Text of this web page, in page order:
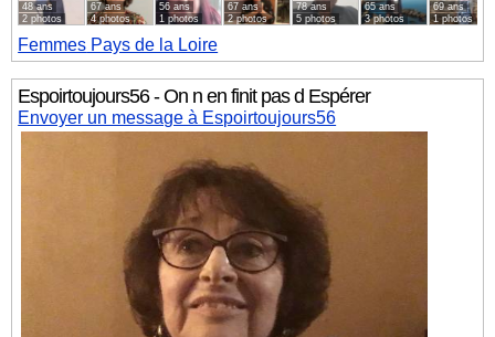
48 ans
2 photos
67 ans
4 photos
56 ans
1 photos
67 ans
2 photos
78 ans
5 photos
65 ans
3 photos
69 ans
1 photos
Femmes Pays de la Loire
Espoirtoujours56 - On n en finit pas d Espérer
Envoyer un message à Espoirtoujours56